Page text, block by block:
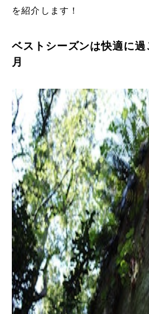
を紹介します！
ベストシーズンは快適
月